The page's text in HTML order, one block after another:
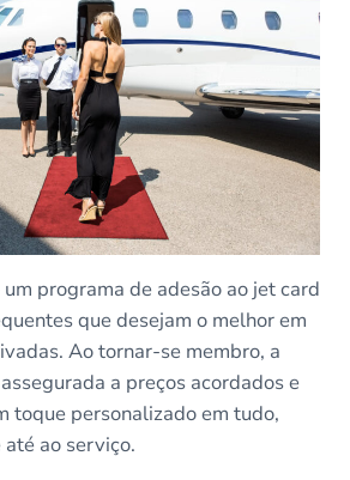
programa de adesão ao jet card
que desejam o melhor em
Ao tornar-se membro, a
a preços acordados e
toque personalizado em tudo,
ao serviço.